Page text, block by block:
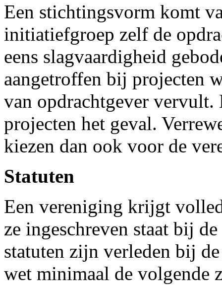
Een stichtingsvorm komt
initiatiefgroep zelf de
eens slagvaardigheid
aangetroffen bij projecten
van opdrachtgever vervult.
projecten het geval.
kiezen dan ook voor de
Statuten
Een vereniging krijgt
ze ingeschreven staat bij
statuten zijn verleden bij
wet minimaal de volgende